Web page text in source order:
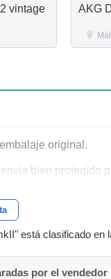
vintage AKG
original.
bien protegido
está clasificado
por el vendedor